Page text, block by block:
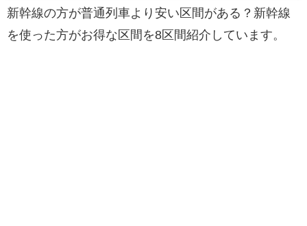
新幹線の方が普通列車より安い区間がある？新幹線
を使った方がお得な区間を8区間紹介しています。